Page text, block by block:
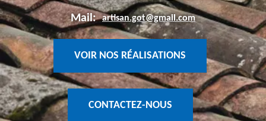
Mail: artisan.got@gmail.com
VOIR NOS RÉALISATIONS
CONTACTEZ-NOUS